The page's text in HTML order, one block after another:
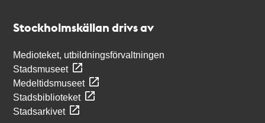
Stockholmskällan drivs av
Medioteket, utbildningsförvaltningen
Stadsmuseet
Medeltidsmuseet
Stadsbiblioteket
Stadsarkivet